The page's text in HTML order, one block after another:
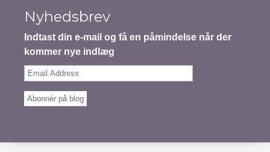
Nyhedsbrev
Indtast din e-mail og få en påmindelse når der
kommer nye indlæg
Email
Abonnér på blog